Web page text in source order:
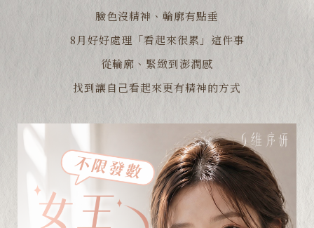
臉色沒精神、輪廓有點垂
8月好好處理「看起來很累」這件事
從輪廓、緊緻到澎潤感
找到讓自己看起來更有精神的方式